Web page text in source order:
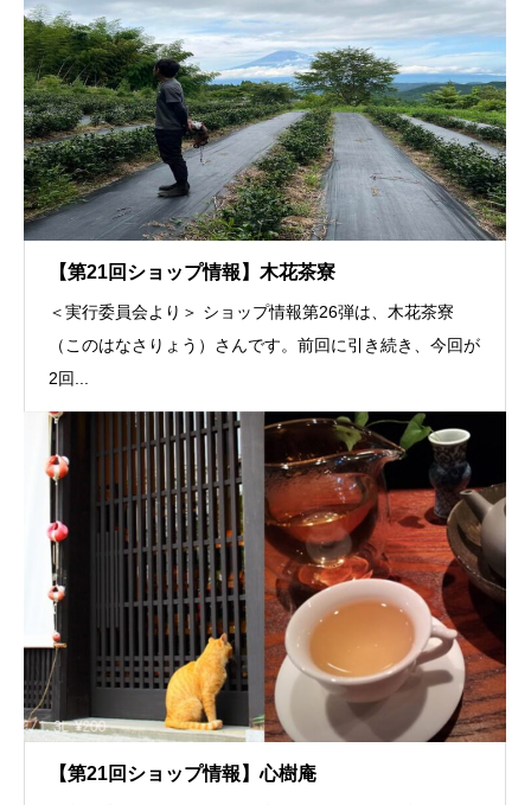
【第21回ショップ情報】木花茶寮
＜実行委員会より＞ ショップ情報第26弾は、木花茶寮
（このはなさりょう）さんです。前回に引き続き、今回が
2回...
【第21回ショップ情報】心樹庵